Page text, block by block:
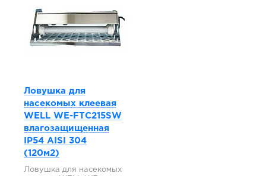
Ловушка для
насекомых клеевая
WELL WE-FTC215SW
влагозащищенная
IP54 AISI 304
(120м2)
Ловушка для насекомых